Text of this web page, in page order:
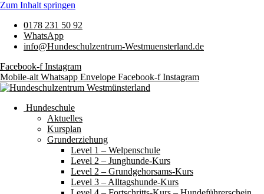
Zum Inhalt springen
0178 231 50 92
WhatsApp
info@Hundeschulzentrum-Westmuensterland.de
Facebook-f Instagram
Mobile-alt Whatsapp Envelope Facebook-f Instagram
Hundeschule
Aktuelles
Kursplan
Grunderziehung
Level 1 – Welpenschule
Level 2 – Junghunde-Kurs
Level 2 – Grundgehorsams-Kurs
Level 3 – Alltagshunde-Kurs